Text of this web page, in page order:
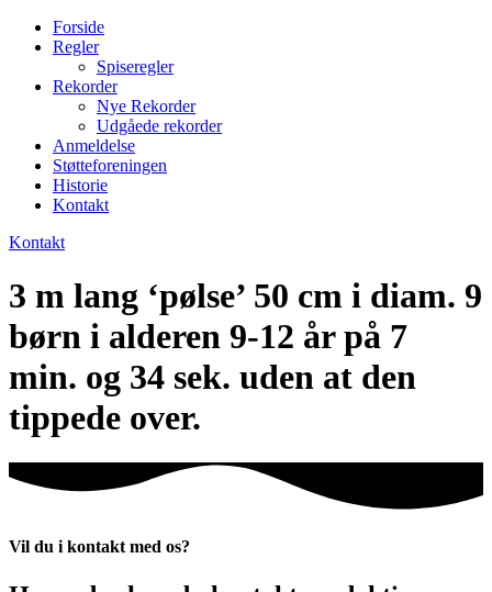
Forside
Regler
Spiseregler
Rekorder
Nye Rekorder
Udgåede rekorder
Anmeldelse
Støtteforeningen
Historie
Kontakt
Kontakt
3 m lang ‘pølse’ 50 cm i diam. 9
børn i alderen 9-12 år på 7
min. og 34 sek. uden at den
tippede over.
Vil du i kontakt med os?